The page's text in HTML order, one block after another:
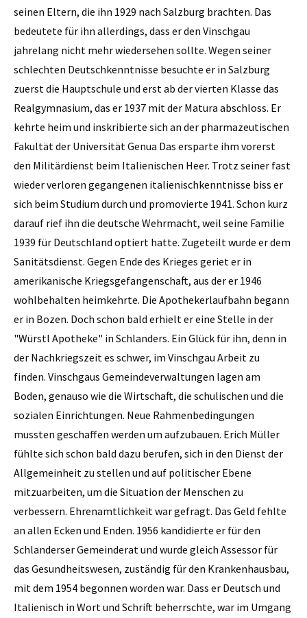
seinen Eltern, die ihn 1929 nach Salzburg brachten. Das
bedeutete für ihn allerdings, dass er den Vinschgau
jahrelang nicht mehr wiedersehen sollte. Wegen seiner
schlechten Deutschkenntnisse besuchte er in Salzburg
zuerst die Hauptschule und erst ab der vierten Klasse das
Realgymnasium, das er 1937 mit der Matura abschloss. Er
kehrte heim und inskribierte sich an der pharmazeutischen
Fakultät der Universität Genua Das ersparte ihm vorerst
den Militärdienst beim Italienischen Heer. Trotz seiner fast
wieder verloren gegangenen italienischkenntnisse biss er
sich beim Studium durch und promovierte 1941. Schon kurz
darauf rief ihn die deutsche Wehrmacht, weil seine Familie
1939 für Deutschland optiert hatte. Zugeteilt wurde er dem
Sanitätsdienst. Gegen Ende des Krieges geriet er in
amerikanische Kriegsgefangenschaft, aus der er 1946
wohlbehalten heimkehrte. Die Apothekerlaufbahn begann
er in Bozen. Doch schon bald erhielt er eine Stelle in der
"Würstl Apotheke" in Schlanders. Ein Glück für ihn, denn in
der Nachkriegszeit es schwer, im Vinschgau Arbeit zu
finden. Vinschgaus Gemeindeverwaltungen lagen am
Boden, genauso wie die Wirtschaft, die schulischen und die
sozialen Einrichtungen. Neue Rahmenbedingungen
mussten geschaffen werden um aufzubauen. Erich Müller
fühlte sich schon bald dazu berufen, sich in den Dienst der
Allgemeinheit zu stellen und auf politischer Ebene
mitzuarbeiten, um die Situation der Menschen zu
verbessern. Ehrenamtlichkeit war gefragt. Das Geld fehlte
an allen Ecken und Enden. 1956 kandidierte er für den
Schlanderser Gemeinderat und wurde gleich Assessor für
das Gesundheitswesen, zuständig für den Krankenhausbau,
mit dem 1954 begonnen worden war. Dass er Deutsch und
Italienisch in Wort und Schrift beherrschte, war im Umgang